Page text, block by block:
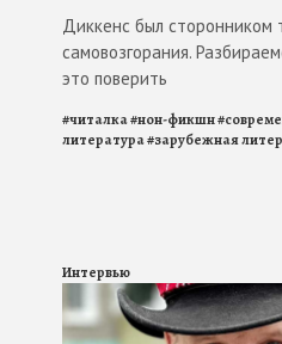
Диккенс был сторонником
самовозгорания.
это поверить
#читалка#нон-фикшн#
литература#зарубежная
Интервью